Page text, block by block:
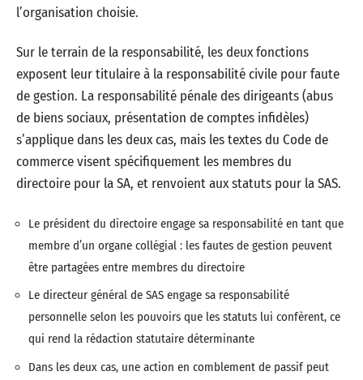
l’organisation choisie.
Sur le terrain de la responsabilité, les deux fonctions
exposent leur titulaire à la responsabilité civile pour faute
de gestion. La responsabilité pénale des dirigeants (abus
de biens sociaux, présentation de comptes infidèles)
s’applique dans les deux cas, mais les textes du Code de
commerce visent spécifiquement les membres du
directoire pour la SA, et renvoient aux statuts pour la SAS.
Le président du directoire engage sa responsabilité en tant que
membre d’un organe collégial : les fautes de gestion peuvent
être partagées entre membres du directoire
Le directeur général de SAS engage sa responsabilité
personnelle selon les pouvoirs que les statuts lui confèrent, ce
qui rend la rédaction statutaire déterminante
Dans les deux cas, une action en comblement de passif peut